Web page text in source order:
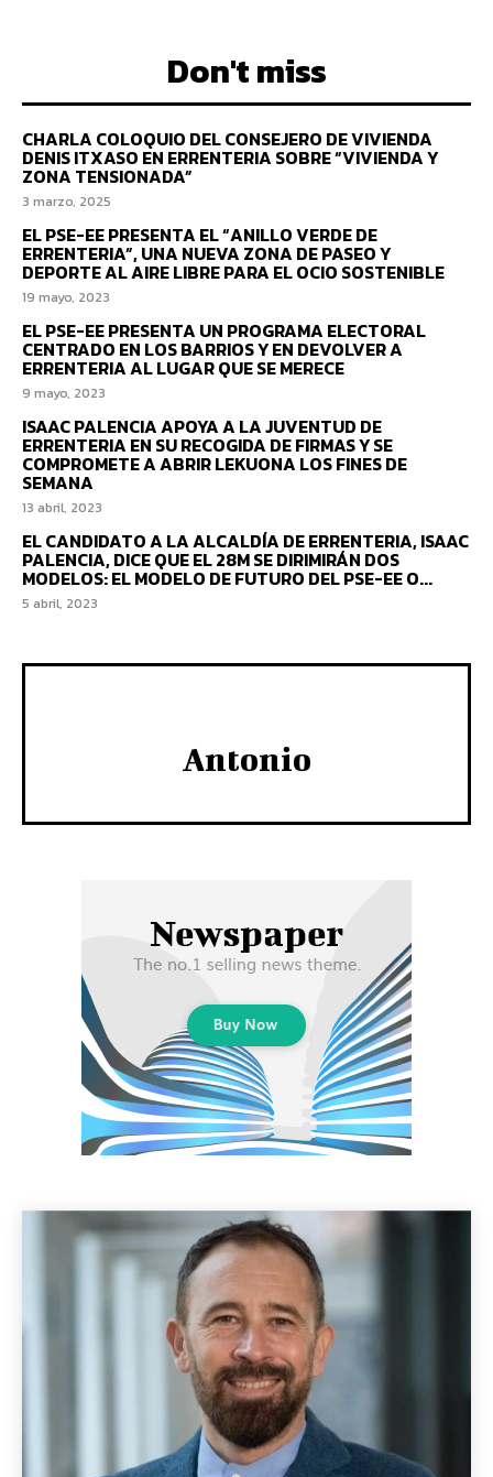
Don't miss
CHARLA COLOQUIO DEL CONSEJERO DE VIVIENDA
DENIS ITXASO EN ERRENTERIA SOBRE “VIVIENDA Y
ZONA TENSIONADA”
3 marzo, 2025
EL PSE-EE PRESENTA EL “ANILLO VERDE DE
ERRENTERIA”, UNA NUEVA ZONA DE PASEO Y
DEPORTE AL AIRE LIBRE PARA EL OCIO SOSTENIBLE
19 mayo, 2023
EL PSE-EE PRESENTA UN PROGRAMA ELECTORAL
CENTRADO EN LOS BARRIOS Y EN DEVOLVER A
ERRENTERIA AL LUGAR QUE SE MERECE
9 mayo, 2023
ISAAC PALENCIA APOYA A LA JUVENTUD DE
ERRENTERIA EN SU RECOGIDA DE FIRMAS Y SE
COMPROMETE A ABRIR LEKUONA LOS FINES DE
SEMANA
13 abril, 2023
EL CANDIDATO A LA ALCALDÍA DE ERRENTERIA, ISAAC
PALENCIA, DICE QUE EL 28M SE DIRIMIRÁN DOS
MODELOS: EL MODELO DE FUTURO DEL PSE-EE O...
5 abril, 2023
Antonio